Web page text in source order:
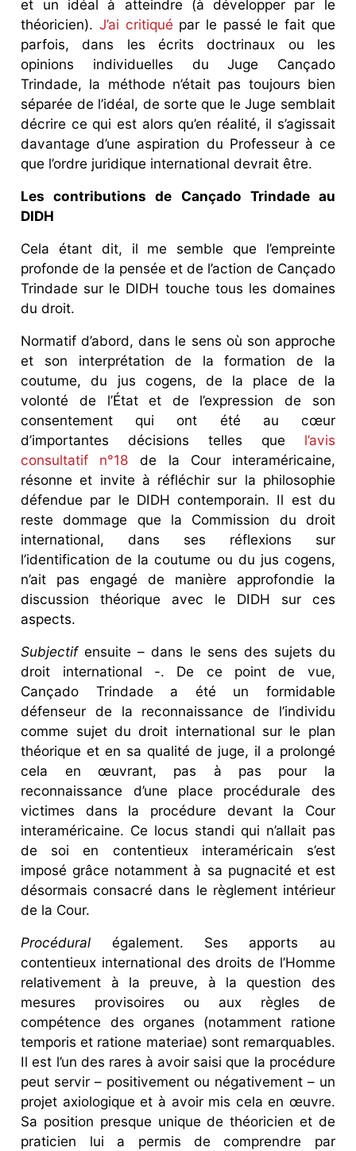
et un idéal à atteindre (à développer par le
théoricien). J’ai critiqué par le passé le fait que
parfois, dans les écrits doctrinaux ou les
opinions individuelles du Juge Cançado
Trindade, la méthode n’était pas toujours bien
séparée de l’idéal, de sorte que le Juge semblait
décrire ce qui est alors qu’en réalité, il s’agissait
davantage d’une aspiration du Professeur à ce
que l’ordre juridique international devrait être.
Les contributions de Cançado Trindade au
DIDH
Cela étant dit, il me semble que l’empreinte
profonde de la pensée et de l’action de Cançado
Trindade sur le DIDH touche tous les domaines
du droit.
Normatif d’abord, dans le sens où son approche
et son interprétation de la formation de la
coutume, du jus cogens, de la place de la
volonté de l’État et de l’expression de son
consentement qui ont été au cœur
d’importantes décisions telles que l’avis
consultatif n°18 de la Cour interaméricaine,
résonne et invite à réfléchir sur la philosophie
défendue par le DIDH contemporain. Il est du
reste dommage que la Commission du droit
international, dans ses réflexions sur
l’identification de la coutume ou du jus cogens,
n’ait pas engagé de manière approfondie la
discussion théorique avec le DIDH sur ces
aspects.
Subjectifensuite – dans le sens des sujets du
droit international -. De ce point de vue,
Cançado Trindade a été un formidable
défenseur de la reconnaissance de l’individu
comme sujet du droit international sur le plan
théorique et en sa qualité de juge, il a prolongé
cela en œuvrant, pas à pas pour la
reconnaissance d’une place procédurale des
victimes dans la procédure devant la Cour
interaméricaine. Ce locus standi qui n’allait pas
de soi en contentieux interaméricain s’est
imposé grâce notamment à sa pugnacité et est
désormais consacré dans le règlement intérieur
de la Cour.
Procédural également. Ses apports au
contentieux international des droits de l’Homme
relativement à la preuve, à la question des
mesures provisoires ou aux règles de
compétence des organes (notamment ratione
temporis et ratione materiae) sont remarquables.
Il est l’un des rares à avoir saisi que la procédure
peut servir – positivement ou négativement – un
projet axiologique et à avoir mis cela en œuvre.
Sa position presque unique de théoricien et de
praticien lui a permis de comprendre par